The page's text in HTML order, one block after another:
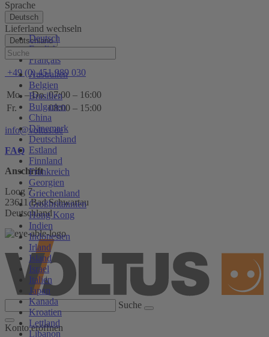
Sprache
Deutsch
Deutsch
English
Français
Lieferland wechseln
Deutschland
Australien
Belgien
Brasilien
Bulgarien
China
Dänemark
Deutschland
Estland
Finnland
Frankreich
Georgien
Griechenland
Großbritannien
Hong Kong
Indien
Indonesien
Irland
Island
Israel
Italien
Japan
Kanada
Kroatien
Lettland
Libanon
Hilfe
+49 (0) 451 989 030
Mo. – Do. 07:00 – 16:00
Fr.
08:00 – 15:00
info@voltus.de
FAQ
Anschrift
Loog 7
23611 Bad Schwartau
Deutschland
Suche
Konto eröffnen